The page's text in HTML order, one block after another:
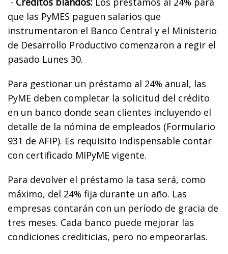
que las PyMES paguen salarios que
instrumentaron el Banco Central y el Ministerio
de Desarrollo Productivo comenzaron a regir el
pasado Lunes 30.
Para gestionar un préstamo al 24% anual, las
PyME deben completar la solicitud del crédito
en un banco donde sean clientes incluyendo el
detalle de la nómina de empleados (Formulario
931 de AFIP). Es requisito indispensable contar
con certificado MIPyME vigente.
Para devolver el préstamo la tasa será, como
máximo, del 24% fija durante un año. Las
empresas contarán con un período de gracia de
tres meses. Cada banco puede mejorar las
condiciones crediticias, pero no empeorarlas.